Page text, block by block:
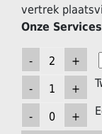
vertrek
Onze Services